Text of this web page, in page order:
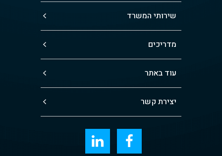
שירותי המשרד
מדריכים
עוד באתר
יצירת קשר